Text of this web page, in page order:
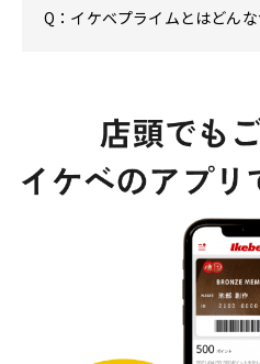
Q：イケベプライムとはどん